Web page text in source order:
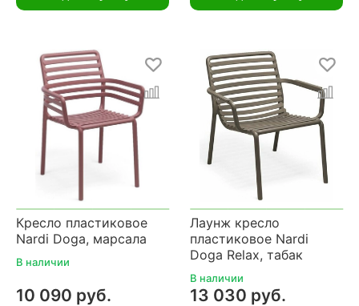
Кресло пластиковое
Nardi Doga, марсала
В наличии
10 090 руб.
Лаунж кресло
пластиковое Nardi
Doga Relax, табак
В наличии
13 030 руб.